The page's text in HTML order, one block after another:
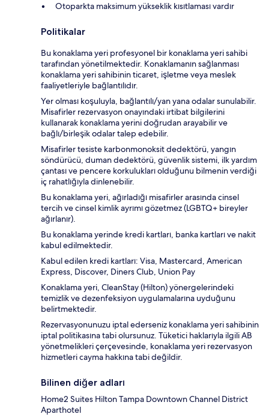
Otoparkta maksimum yükseklik kısıtlaması vardır
Politikalar
Bu konaklama yeri profesyonel bir konaklama yeri sahibi
tarafından yönetilmektedir. Konaklamanın sağlanması
konaklama yeri sahibinin ticaret, işletme veya meslek
faaliyetleriyle bağlantılıdır.
Yer olması koşuluyla, bağlantılı/yan yana odalar sunulabilir.
Misafirler rezervasyon onayındaki irtibat bilgilerini
kullanarak konaklama yerini doğrudan arayabilir ve
bağlı/birleşik odalar talep edebilir.
Misafirler tesiste karbonmonoksit dedektörü, yangın
söndürücü, duman dedektörü, güvenlik sistemi, ilk yardım
çantası ve pencere korkulukları olduğunu bilmenin verdiği
iç rahatlığıyla dinlenebilir.
Bu konaklama yeri, ağırladığı misafirler arasında cinsel
tercih ve cinsel kimlik ayrımı gözetmez (LGBTQ+ bireyler
ağırlanır).
Bu konaklama yerinde kredi kartları, banka kartları ve nakit
kabul edilmektedir.
Kabul edilen kredi kartları: Visa, Mastercard, American
Express, Discover, Diners Club, Union Pay
Konaklama yeri, CleanStay (Hilton) yönergelerindeki
temizlik ve dezenfeksiyon uygulamalarına uyduğunu
belirtmektedir.
Rezervasyonunuzu iptal ederseniz konaklama yeri sahibinin
iptal politikasına tabi olursunuz. Tüketici haklarıyla ilgili AB
yönetmelikleri çerçevesinde, konaklama yeri rezervasyon
hizmetleri cayma hakkına tabi değildir.
Bilinen diğer adları
Home2 Suites Hilton Tampa Downtown Channel District
Aparthotel